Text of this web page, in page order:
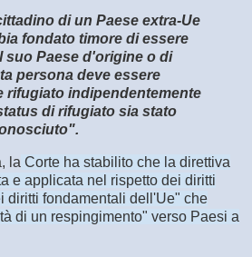
di un Paese extra-Ue
fondato timore di essere
suo Paese d'origine o di
persona deve essere
rifugiato indipendentemente
di rifugiato sia stato
la Corte ha stabilito che la direttiva
e applicata nel rispetto dei diritti
diritti fondamentali dell'Ue" che
di un respingimento" verso Paesi a